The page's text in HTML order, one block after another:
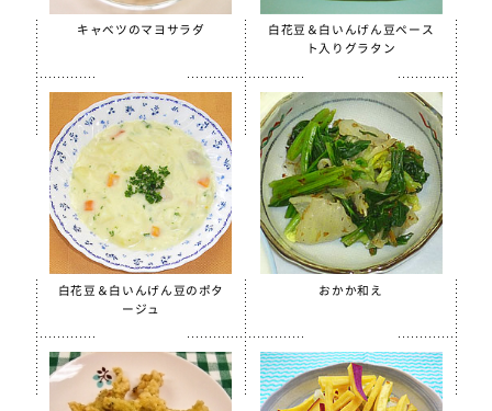
食物繊維
季節・行事食
春
夏 秋
冬
行事食
郷土料理
全学栄製品
全学栄すいせん製品
全学栄 豚レバーチップ
キャベツのマヨサラダ
白花豆＆白いんげん豆ペース
ト入りグラタン
白花豆＆白いんげん豆のポタ
ージュ
おかか和え